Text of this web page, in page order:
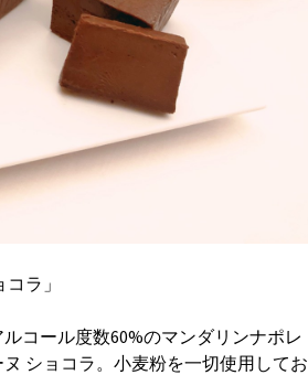
ラ」
コール度数60%のマンダリンナポレ
ショコラ。小麦粉を一切使用してお